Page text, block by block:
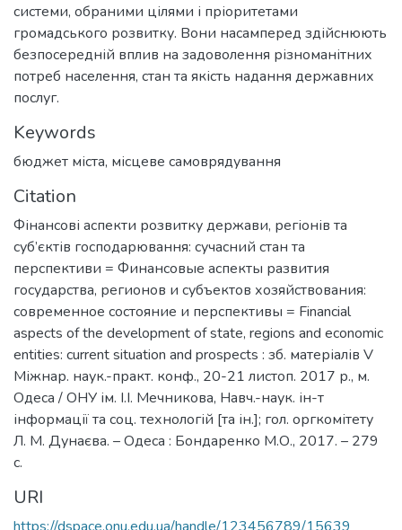
системи, обраними цілями і пріоритетами
громадського розвитку. Вони насамперед здійснюють
безпосередній вплив на задоволення різноманітних
потреб населення, стан та якість надання державних
послуг.
Keywords
бюджет міста, місцеве самоврядування
Citation
Фінансові аспекти розвитку держави, регіонів та
суб’єктів господарювання: сучасний стан та
перспективи = Финансовые аспекты развития
государства, регионов и субъектов хозяйствования:
современное состояние и перспективы = Financial
aspects of the development of state, regions and economic
entities: current situation and prospects : зб. матеріалів V
Міжнар. наук.-практ. конф., 20-21 листоп. 2017 р., м.
Одеса / ОНУ ім. І.І. Мечникова, Навч.-наук. ін-т
інформації та соц. технологій [та ін.]; гол. оргкомітету
Л. М. Дунаєва. – Одеса : Бондаренко М.О., 2017. – 279
с.
URI